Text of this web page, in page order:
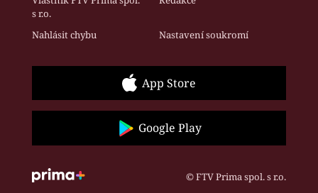
s r.o.
Nahlásit chybu Nastavení soukromí
App Store
Google Play
© FTV Prima spol. s r.o.